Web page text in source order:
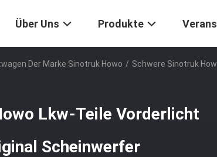
Über Uns Produkte
Der Marke Sinotruk Howo / Schwere Sinotruk
Lkw-Teile Vorderlicht
Scheinwerfer